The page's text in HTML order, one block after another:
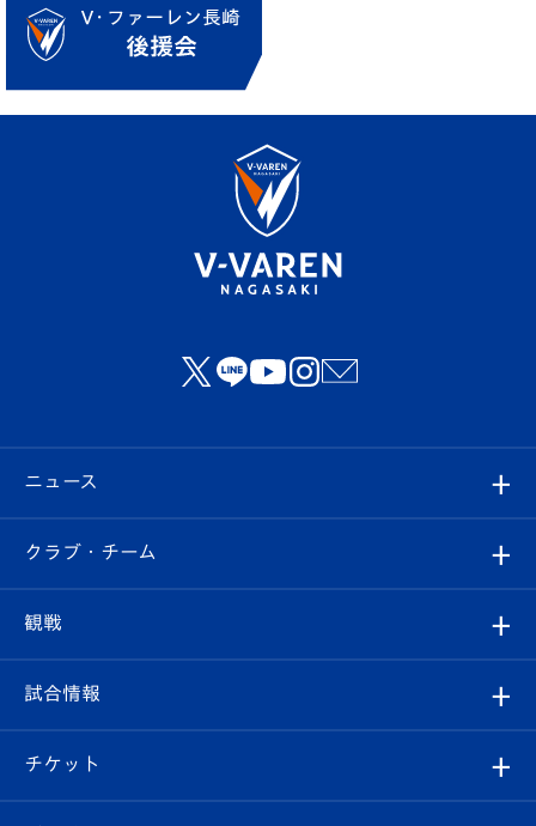
ニュース
すべて
クラブ
試合情報
クラブ・チーム
クラブ概要
エンブレム紹介
観戦
観戦ルール
はじめての観戦ガイド
試合情報
試合日程/結果
チケット